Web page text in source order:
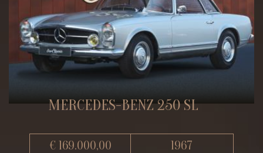
MERCEDES-BENZ 250 SL
€ 169.000,00 1967